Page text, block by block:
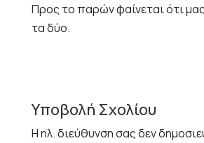
Προς το παρών φαίνεται ότι
τα δύο.
Υποβολή Σχολίου
Η ηλ. διεύθυνση σας δεν